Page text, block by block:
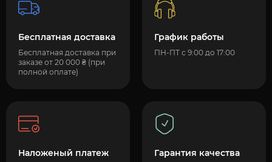
Бесплатная доставка
Бесплатная доставка при
заказе от 20 000 ₴ (при
полной оплате)
График работы
ПН-ПТ с 9:00 до 17:00
Наложеный платеж Гарантия качества